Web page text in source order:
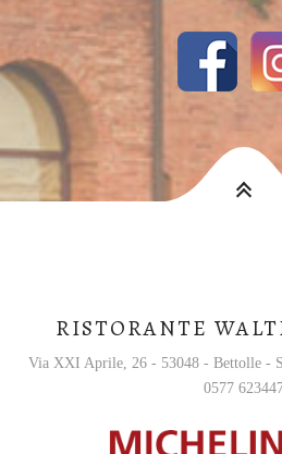
RISTORANTE
Via XXI Aprile, 26 - 53048 - Bettolle -
0577